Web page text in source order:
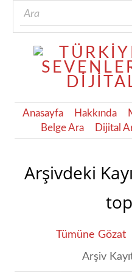
Anasayfa Hakkında
Belge Ara
Dijital
Arşivdeki
Tümüne Gözat
Arşiv